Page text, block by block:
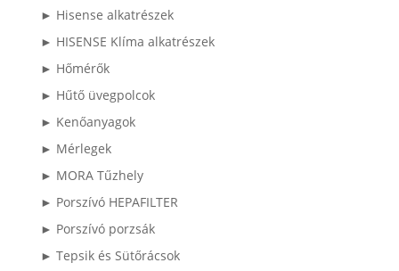
► Hisense alkatrészek
► HISENSE Klíma alkatrészek
► Hőmérők
► Hűtő üvegpolcok
► Kenőanyagok
► Mérlegek
► MORA Tűzhely
► Porszívó HEPAFILTER
► Porszívó porzsák
► Tepsik és Sütőrácsok